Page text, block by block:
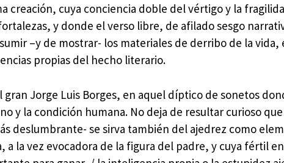
creación, cuya conciencia doble del vértigo y la
y donde el verso libre, de afilado sesgo
–y de mostrar- los materiales de derribo de la vida,
propias del hecho literario.
Jorge Luis Borges, en aquel díptico de sonetos
y la condición humana. No deja de resultar curioso
deslumbrante- se sirva también del ajedrez como
la vez evocadora de la figura del padre, y cuya fértil